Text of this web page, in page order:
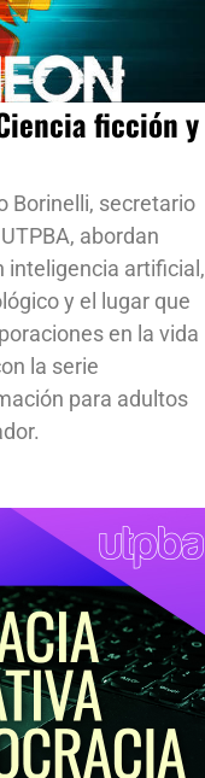
ficción y
Borinelli, secretario
abordan
inteligencia artificial,
y el lugar que
en la vida
la serie
para adultos